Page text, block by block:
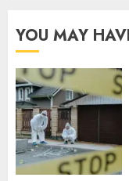
YOU MAY